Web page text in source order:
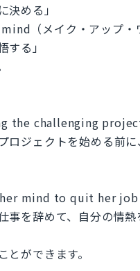
決める」
（メイク・アップ・
する」
the challenging
ロジェクトを始める前
mind to quit her
事を辞めて、自分の情
とができます。